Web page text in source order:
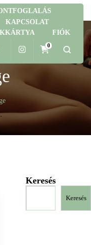
KAPCSOLAT
FIÓK
0
Keresés
Keresés